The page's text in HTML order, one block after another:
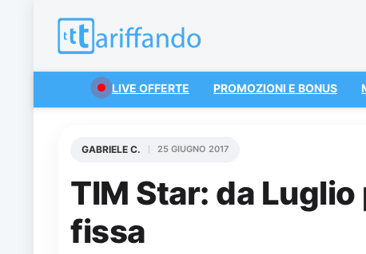
LIVE OFFERTE PROMOZIONI E BONUS
TIM Star: da
fissa
GABRIELE C. 25 GIUGNO 2017